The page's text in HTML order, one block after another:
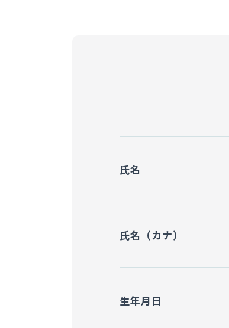
氏名
氏名（カナ）
生年月日